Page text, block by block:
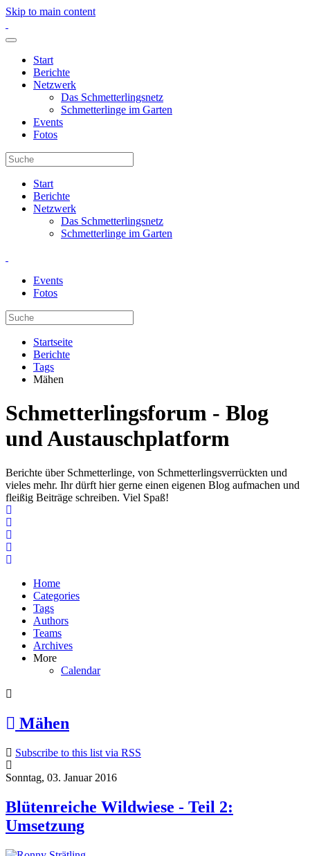
Skip to main content
Start
Berichte
Netzwerk
Das Schmetterlingsnetz
Schmetterlinge im Garten
Events
Fotos
Start
Berichte
Netzwerk
Das Schmetterlingsnetz
Schmetterlinge im Garten
Events
Fotos
Startseite
Berichte
Tags
Mähen
Schmetterlingsforum - Blog
und Austauschplatform
Berichte über Schmetterlinge, von Schmetterlingsverrückten und
vieles mehr. Ihr dürft hier gerne einen eigenen Blog aufmachen und
fleißig Beiträge schreiben. Viel Spaß!
Home
Categories
Tags
Authors
Teams
Archives
More
Calendar
Mähen
Subscribe to this list via RSS
Sonntag, 03. Januar 2016
Blütenreiche Wildwiese - Teil 2:
Umsetzung